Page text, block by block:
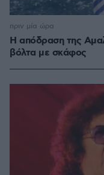
Η απόδραση της
βόλτα με σκάφος
πριν μία ώρα